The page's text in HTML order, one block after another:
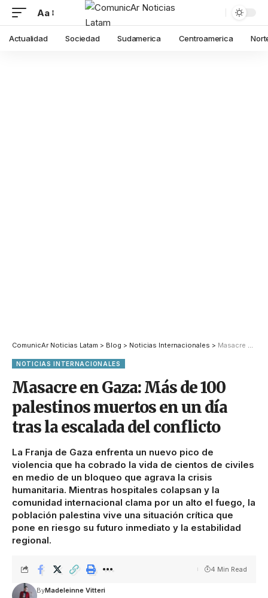
Aa
Actualidad Sociedad Sudamerica Centroamerica
ComunicAr Noticias Latam > Blog > Noticias Internacionales > Masacre en Gaza: Más de 100 palestinos muertos en un día tras la escalada del conflicto
NOTICIAS INTERNACIONALES
Masacre en Gaza: Más de 100
palestinos muertos en un día
tras la escalada del conflicto
La Franja de Gaza enfrenta un nuevo pico de
violencia que ha cobrado la vida de cientos de civiles
en medio de un bloqueo que agrava la crisis
humanitaria. Mientras hospitales colapsan y la
comunidad internacional clama por un alto el fuego, la
población palestina vive una situación crítica que
pone en riesgo su futuro inmediato y la estabilidad
regional.
ByMadeleinne Vitteri
4 Min Read